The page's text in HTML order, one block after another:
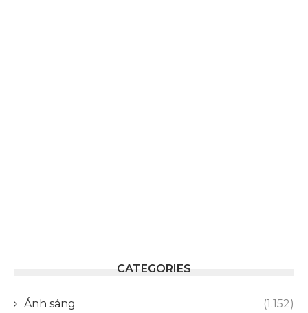
CATEGORIES
Ánh sáng (1.152)